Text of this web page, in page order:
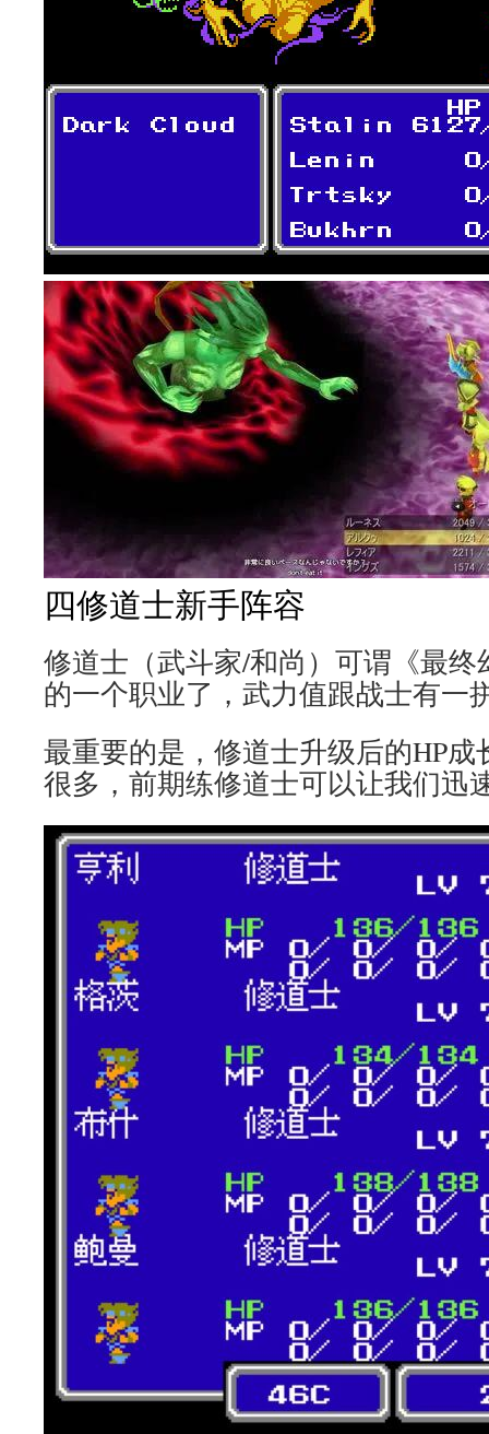
四修道士新手阵容
修道士（武斗家/和尚）可谓《最终
的一个职业了，武力值跟战士有一
最重要的是，修道士升级后的HP
很多，前期练修道士可以让我们迅